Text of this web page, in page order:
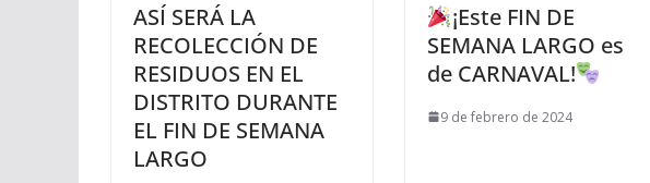
ASÍ SERÁ LA
RECOLECCIÓN DE
RESIDUOS EN EL
DISTRITO DURANTE
EL FIN DE SEMANA
LARGO
¡Este FIN DE
SEMANA LARGO es
de CARNAVAL!
9 de febrero de 2024